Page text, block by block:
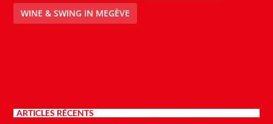
WINE & SWING IN MEGÈVE
ARTICLES RÉCENTS